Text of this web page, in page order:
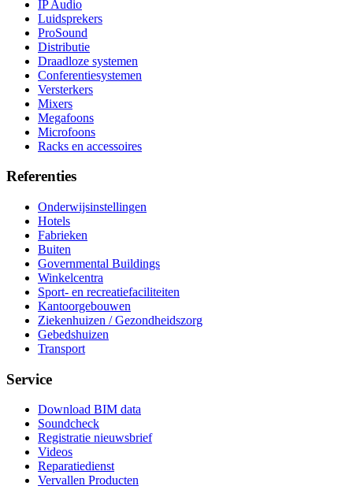
IP Audio
Luidsprekers
ProSound
Distributie
Draadloze systemen
Conferentiesystemen
Versterkers
Mixers
Megafoons
Microfoons
Racks en accessoires
Referenties
Onderwijsinstellingen
Hotels
Fabrieken
Buiten
Governmental Buildings
Winkelcentra
Sport- en recreatiefaciliteiten
Kantoorgebouwen
Ziekenhuizen / Gezondheidszorg
Gebedshuizen
Transport
Service
Download BIM data
Soundcheck
Registratie nieuwsbrief
Videos
Reparatiedienst
Vervallen Producten